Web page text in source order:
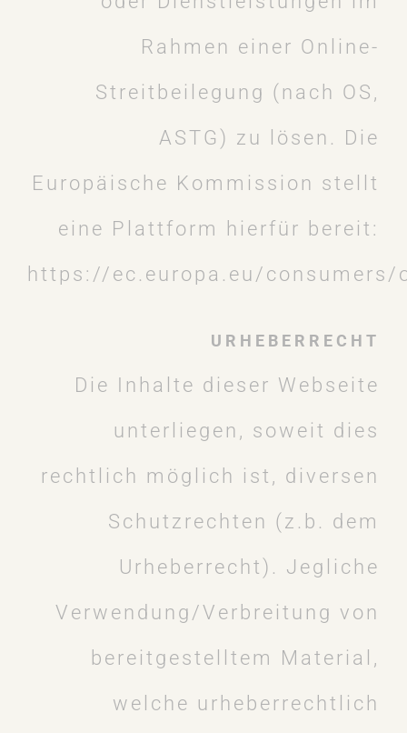
Rahmen einer Online-
Streitbeilegung (nach OS,
ASTG) zu lösen. Die
Europäische Kommission stellt
eine Plattform hierfür bereit:
https://ec.europa.eu/consumers/
URHEBERRECHT
Die Inhalte dieser Webseite
unterliegen, soweit dies
rechtlich möglich ist, diversen
Schutzrechten (z.b. dem
Urheberrecht). Jegliche
Verwendung/Verbreitung von
bereitgestelltem Material,
welche urheberrechtlich